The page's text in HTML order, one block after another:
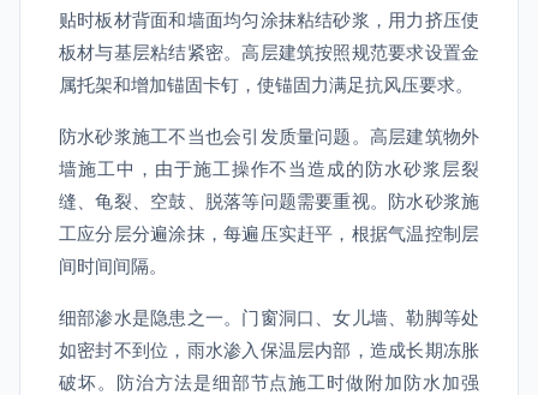
贴时板材背面和墙面均匀涂抹粘结砂浆，用力挤压使
板材与基层粘结紧密。高层建筑按照规范要求设置金
属托架和增加锚固卡钉，使锚固力满足抗风压要求。
防水砂浆施工不当也会引发质量问题。高层建筑物外
墙施工中，由于施工操作不当造成的防水砂浆层裂
缝、龟裂、空鼓、脱落等问题需要重视。防水砂浆施
工应分层分遍涂抹，每遍压实赶平，根据气温控制层
间时间间隔。
细部渗水是隐患之一。门窗洞口、女儿墙、勒脚等处
如密封不到位，雨水渗入保温层内部，造成长期冻胀
破坏。防治方法是细部节点施工时做附加防水加强